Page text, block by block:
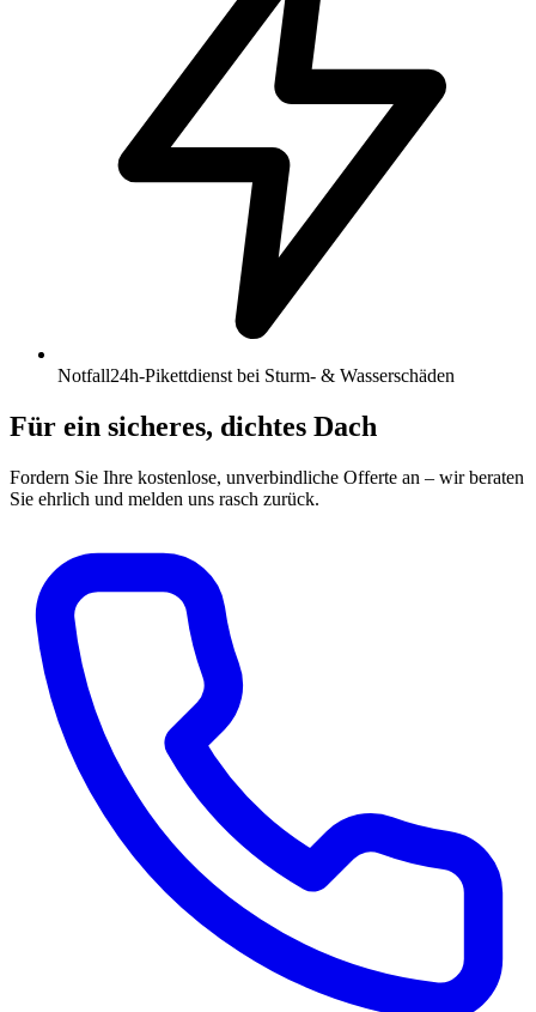
Notfall24h-Pikettdienst bei Sturm- & Wasserschäden
Für ein sicheres, dichtes Dach
Fordern Sie Ihre kostenlose, unverbindliche Offerte an – wir beraten
Sie ehrlich und melden uns rasch zurück.